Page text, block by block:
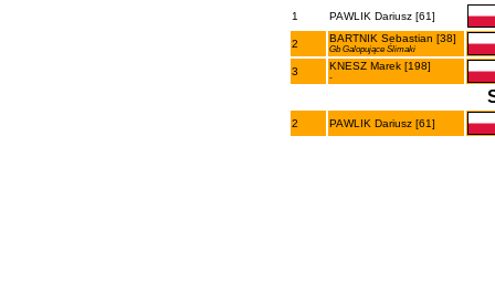
1 PAWLIK Dariusz [61]
2 BARTNIK Sebastian [38]
Gb Galopujące Ślimaki
3 KNESZ Marek [198]
-
2 PAWLIK Dariusz [61]